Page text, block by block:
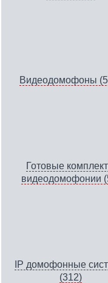
Видеодомофоны
Готовые
видеодомофонии
IP домофонные
(312)